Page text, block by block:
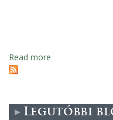
Read more
t
Legutóbbi